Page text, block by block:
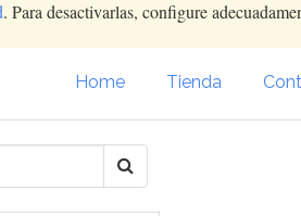
. Para desactivarlas, configure
Home Tienda